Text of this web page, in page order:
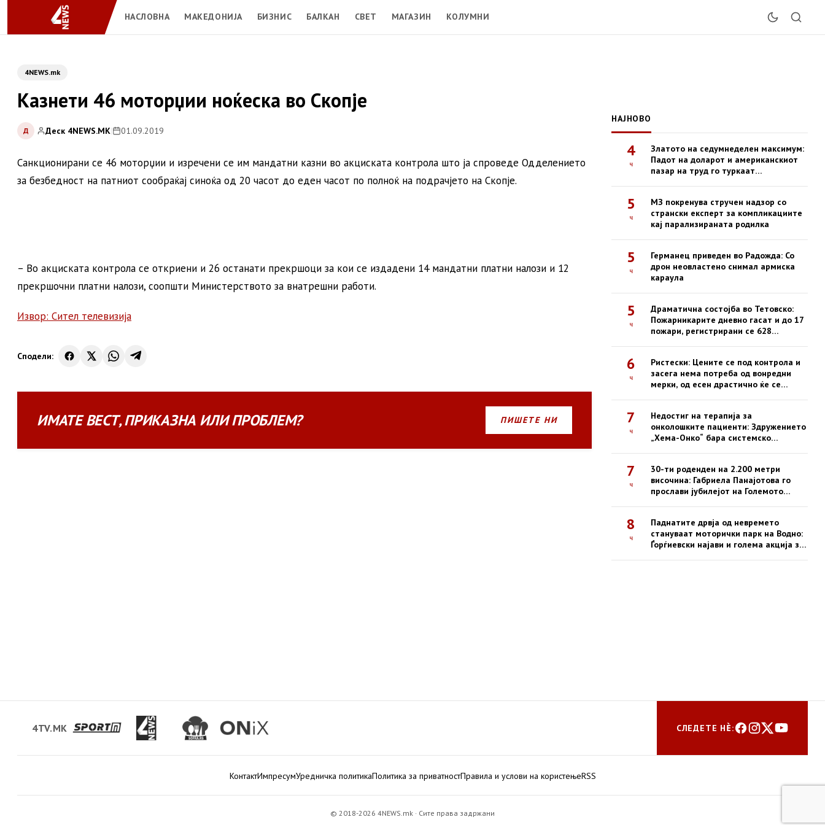
НАСЛОВНА МАКЕДОНИЈА БИЗНИС БАЛКАН СВЕТ МАГАЗИН КОЛУМНИ
4NEWS.mk
Казнети 46 моторџии ноќеска во Скопје
Д Деск 4NEWS.MK| 01.09.2019
Санкционирани се 46 моторџии и изречени се им мандатни казни во акциската контрола што ја спроведе Одделението
за безбедност на патниот сообраќај синоќа од 20 часот до еден часот по полноќ на подрачјето на Скопје.
– Во акциската контрола се откриени и 26 останати прекршоци за кои се издадени 14 мандатни платни налози и 12
прекршочни платни налози, соопшти Министерството за внатрешни работи.
Извор: Сител телевизија
Сподели:
ИМАТЕВЕСТ,ПРИКАЗНА ИЛИПРОБЛЕМ? ПИШЕТЕ НИ
НАЈНОВО
4
ч
Златото на седумнеделен максимум:
Падот на доларот и американскиот
пазар на труд го туркаат
5
ч
МЗ покренува стручен надзор со
странски експерт за компликациите
кај парализираната родилка
5
ч
Германец приведен во Радожда: Со
дрон неовластено снимал армиска
караула
5
ч
Драматична состојба во Тетовско:
Пожарникарите дневно гасат и до 17
пожари, регистрирани се 628
6
ч
Ристески: Цените се под контрола и
засега нема потреба од вонредни
мерки, од есен драстично ќе се
7
ч
Недостиг на терапија за
онколошките пациенти: Здружението
„Хема-Онко“ бара системско
7
ч
30-ти роденден на 2.200 метри
височина: Габриела Панајотова го
прослави јубилејот на Големото
8
ч
Паднатите дрвја од невремето
стануваат моторички парк на Водно:
Ѓорѓиевски најави и голема акција за
4TV.MK СЛЕДЕТЕ НЀ:
КонтактИмпресумУредничка политикаПолитика за приватностПравила и услови на користењеRSS
© 2018-2026 4NEWS.mk · Сите права задржани